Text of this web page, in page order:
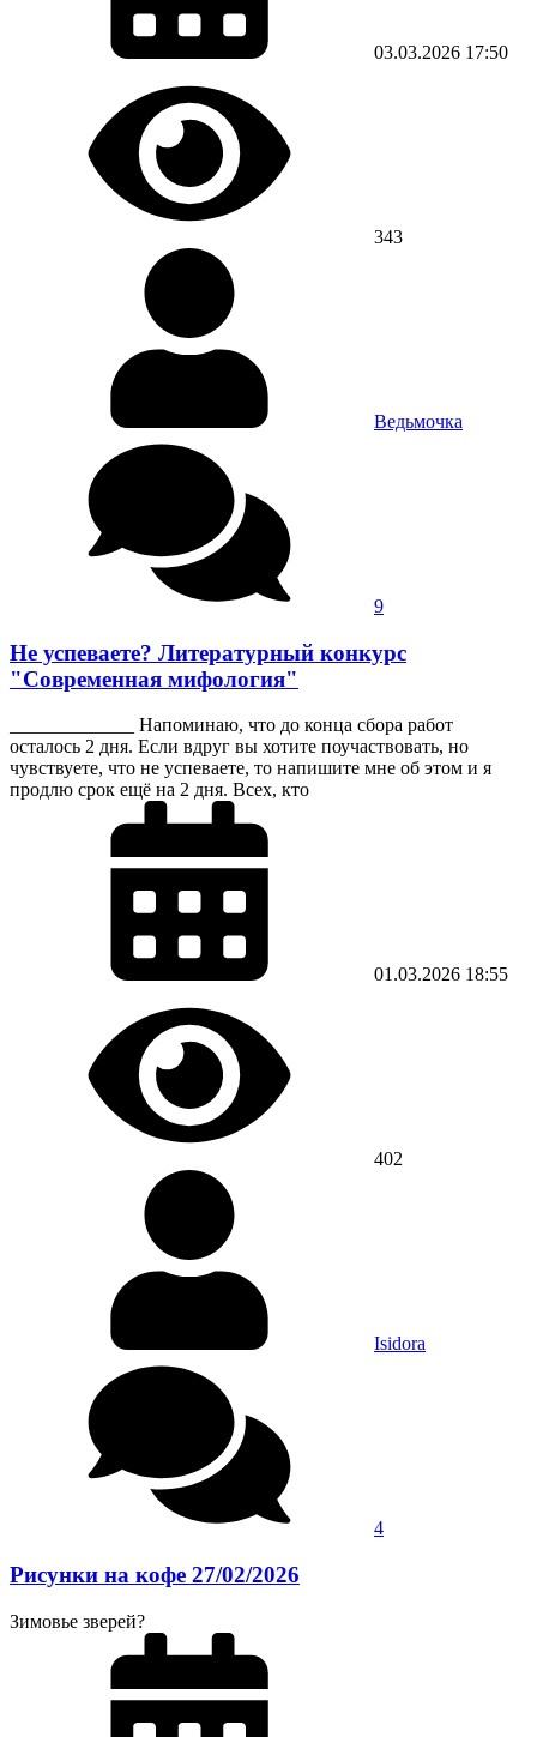
03.03.2026 17:50
343
Ведьмочка
9
Не успеваете? Литературный конкурс
"Современная мифология"
_____________ Напоминаю, что до конца сбора работ
осталось 2 дня. Если вдруг вы хотите поучаствовать, но
чувствуете, что не успеваете, то напишите мне об этом и я
продлю срок ещё на 2 дня. Всех, кто
01.03.2026 18:55
402
Isidora
4
Рисунки на кофе 27/02/2026
Зимовье зверей?